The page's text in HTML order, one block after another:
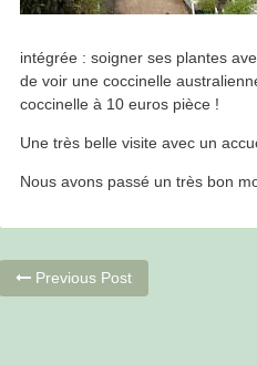
intégrée : soigner ses plantes
de voir une coccinelle
coccinelle à 10 euros pièce !
Une très belle visite avec un
Nous avons passé un très bon
Navigation
de
Previous Post
post: